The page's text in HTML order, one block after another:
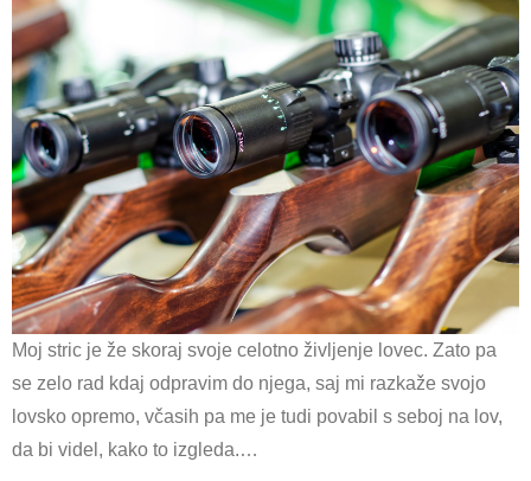
Moj stric je že skoraj svoje celotno življenje lovec. Zato pa
se zelo rad kdaj odpravim do njega, saj mi razkaže svojo
lovsko opremo, včasih pa me je tudi povabil s seboj na lov,
da bi videl, kako to izgleda.…